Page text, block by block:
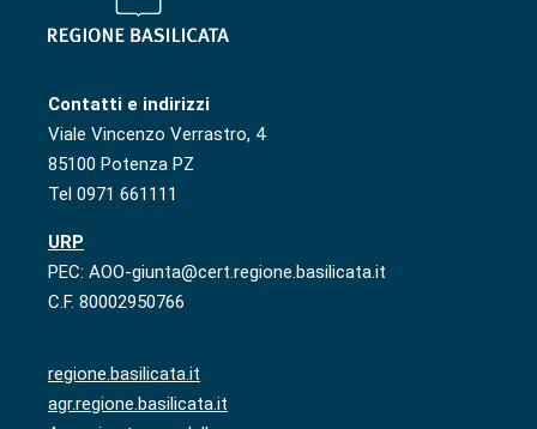
Contatti e indirizzi
Viale Vincenzo Verrastro, 4
85100 Potenza PZ
Tel 0971 661111
URP
PEC: AOO-giunta@cert.regione.basilicata.it
C.F. 80002950766
regione.basilicata.it
agr.regione.basilicata.it